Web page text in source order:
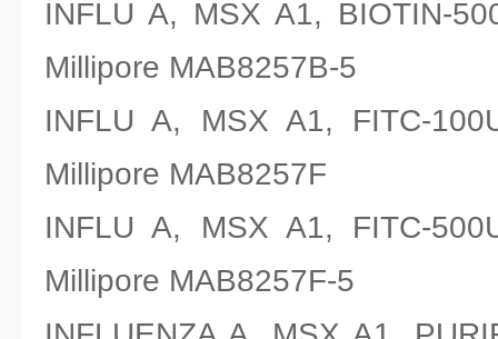
INFLU A, MSX A1, BIOTIN-
Millipore MAB8257B-5
INFLU A, MSX A1, FITC-
Millipore MAB8257F
INFLU A, MSX A1, FITC-
Millipore MAB8257F-5